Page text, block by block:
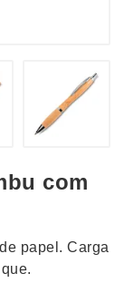
com
papel. Carga